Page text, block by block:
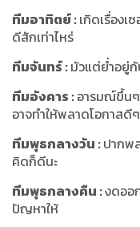
ทีมอาทิตย์:เกิดเรื่อง
ดีสักเท่าไหร่
ทีมจันทร์:มัวแต่ย่ำอยู่กั
ทีมอังคาร :อารมณ์ขึ้นๆ
อาจทำให้พลาดโอกาสดี
ทีมพุธกลางวัน :ปากพ
คิดก็ดีนะ
ทีมพุธกลางคืน :งดออ
ปัญหาให้